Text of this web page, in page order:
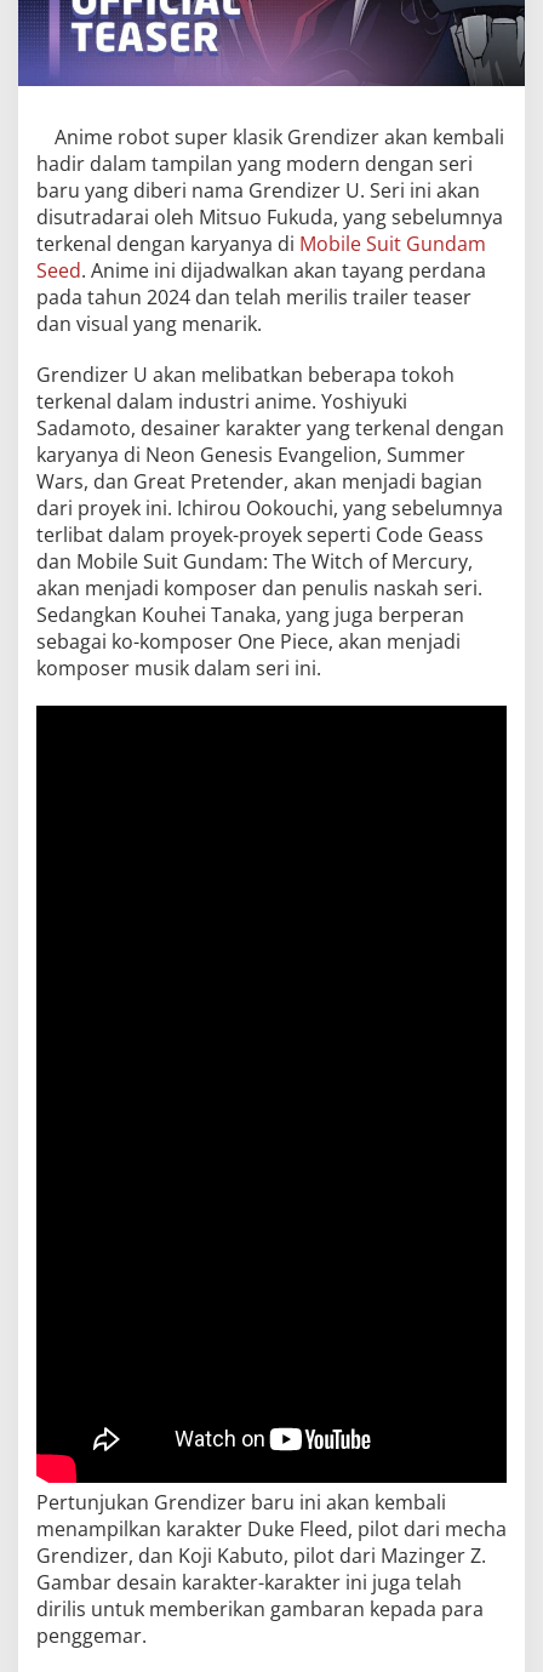
Anime robot super klasik Grendizer akan kembali
hadir dalam tampilan yang modern dengan seri
baru yang diberi nama Grendizer U. Seri ini akan
disutradarai oleh Mitsuo Fukuda, yang sebelumnya
terkenal dengan karyanya di Mobile Suit Gundam
Seed. Anime ini dijadwalkan akan tayang perdana
pada tahun 2024 dan telah merilis trailer teaser
dan visual yang menarik.
Grendizer U akan melibatkan beberapa tokoh
terkenal dalam industri anime. Yoshiyuki
Sadamoto, desainer karakter yang terkenal dengan
karyanya di Neon Genesis Evangelion, Summer
Wars, dan Great Pretender, akan menjadi bagian
dari proyek ini. Ichirou Ookouchi, yang sebelumnya
terlibat dalam proyek-proyek seperti Code Geass
dan Mobile Suit Gundam: The Witch of Mercury,
akan menjadi komposer dan penulis naskah seri.
Sedangkan Kouhei Tanaka, yang juga berperan
sebagai ko-komposer One Piece, akan menjadi
komposer musik dalam seri ini.
Pertunjukan Grendizer baru ini akan kembali
menampilkan karakter Duke Fleed, pilot dari mecha
Grendizer, dan Koji Kabuto, pilot dari Mazinger Z.
Gambar desain karakter-karakter ini juga telah
dirilis untuk memberikan gambaran kepada para
penggemar.